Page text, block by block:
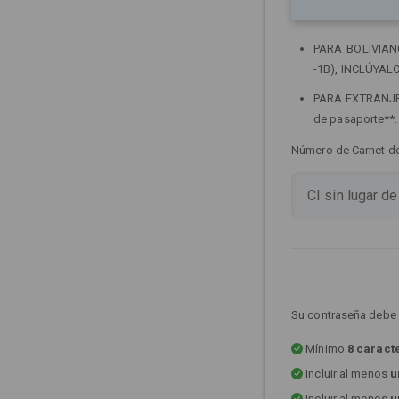
PARA
-1B),
PARA
de
Número de Carnet
Su contraseña
Mínimo 8
Incluir al menos